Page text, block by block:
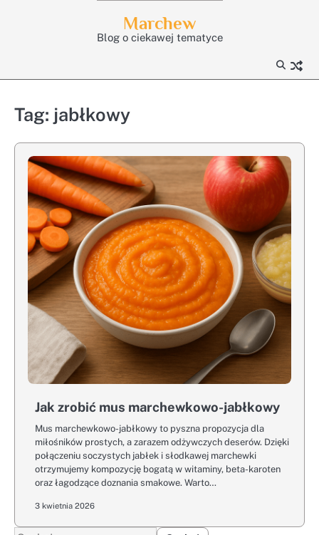
Marchew
Blog o ciekawej tematyce
Tag: jabłkowy
Jak zrobić mus marchewkowo-jabłkowy
Mus marchewkowo-jabłkowy to pyszna propozycja dla
miłośników prostych, a zarazem odżywczych deserów. Dzięki
połączeniu soczystych jabłek i słodkawej marchewki
otrzymujemy kompozycję bogatą w witaminy, beta-karoten
oraz łagodzące doznania smakowe. Warto…
3 kwietnia 2026